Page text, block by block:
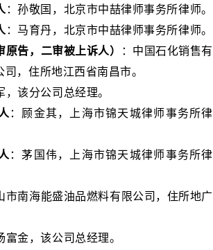
：孙敬国，北京市中喆律师事务所律师。
：马育丹，北京市中喆律师事务所律师。
告，二审被上诉人）
：中国石化销售有
，住所地江西省南昌市。
，该分公司总经理。
：顾金其，上海市锦天城律师事务所律
：茅国伟，上海市锦天城律师事务所律
市南海能盛油品燃料有限公司，住所地广
富金，该公司总经理。